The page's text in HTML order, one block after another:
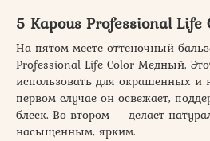
5 Kapous Professional
На пятом месте оттеночный
Professional Life Color Медный.
использовать для окрашенных и
первом случае он освежает,
блеск. Во втором — делает
насыщенным, ярким.